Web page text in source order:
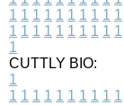
1 1 1 1 1 1 1 1 1 1
1 1 1 1 1 1 1 1 1 1
1
CUTTLY BIO:
1
1 1 1 1 1 1 1 1 1 1